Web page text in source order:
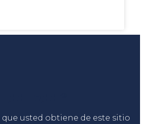
usted obtiene de este sitio